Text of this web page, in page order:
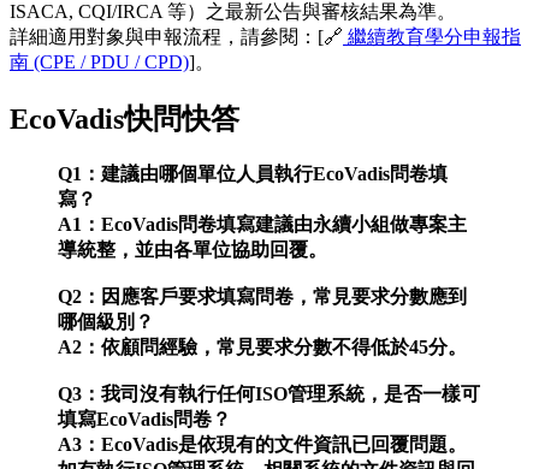
ISACA, CQI/IRCA 等）之最新公告與審核結果為準。
詳細適用對象與申報流程，請參閱：[🔗 繼續教育學分申報指
南 (CPE / PDU / CPD)]。
EcoVadis快問快答
Q1：建議由哪個單位人員執行EcoVadis問卷填
寫？
A1：EcoVadis問卷填寫建議由永續小組做專案主
導統整，並由各單位協助回覆。
Q2：因應客戶要求填寫問卷，常見要求分數應到
哪個級別？
A2：依顧問經驗，常見要求分數不得低於45分。
Q3：我司沒有執行任何ISO管理系統，是否一樣可
填寫EcoVadis問卷？
A3：EcoVadis是依現有的文件資訊已回覆問題。